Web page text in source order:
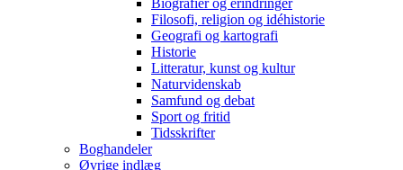
Biografier og erindringer
Filosofi, religion og idéhistorie
Geografi og kartografi
Historie
Litteratur, kunst og kultur
Naturvidenskab
Samfund og debat
Sport og fritid
Tidsskrifter
Boghandeler
Øvrige indlæg